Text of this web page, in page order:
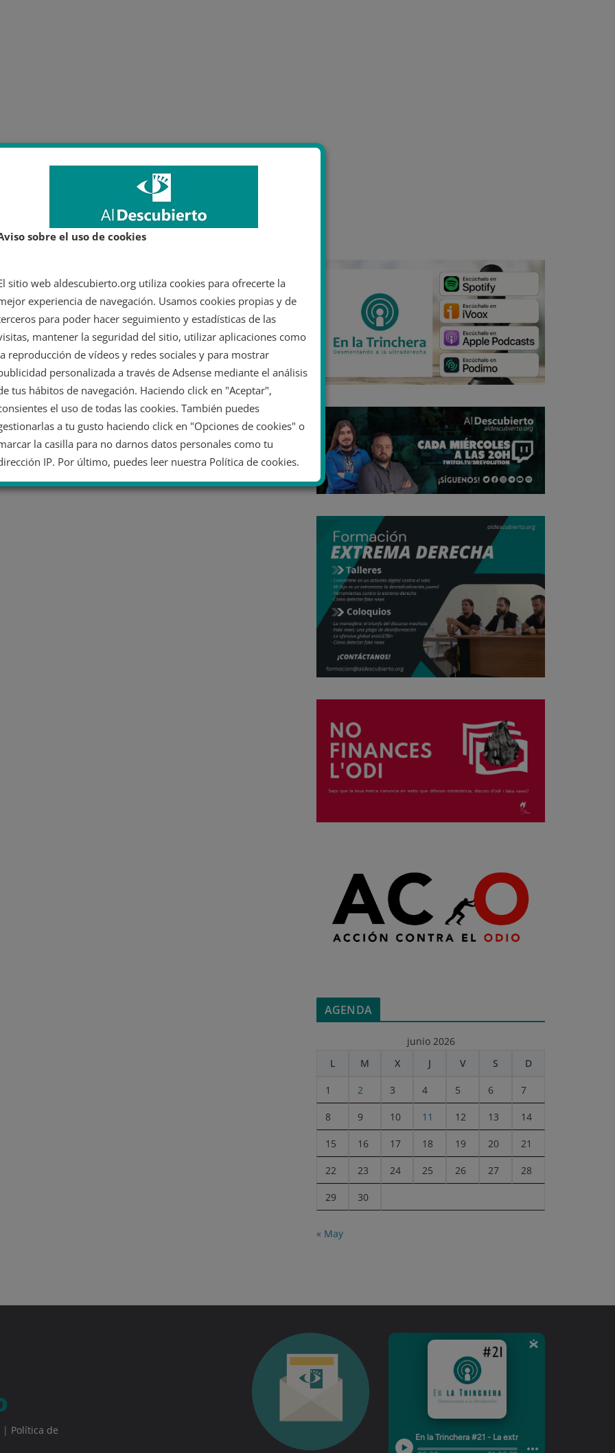
AGENDA
junio 2026
L
M X J V S D
1 2 3 4 5 6 7
8 9 10 11 12 13 14
15 16 17 18 19 20 21
22 23 24 25 26 27 28
29 30
« May
| Política de
sobre el uso de cookies
sitio web aldescubierto.org utiliza cookies para ofrecerte la
experiencia de navegación. Usamos cookies propias y de
para poder hacer seguimiento y estadísticas de las
mantener la seguridad del sitio, utilizar aplicaciones como
reproducción de vídeos y redes sociales y para mostrar
personalizada a través de Adsense mediante el análisis
tus hábitos de navegación. Haciendo click en "Aceptar",
el uso de todas las cookies. También puedes
a tu gusto haciendo click en "Opciones de cookies" o
la casilla para no darnos datos personales como tu
IP. Por último, puedes leer nuestra Política de cookies.